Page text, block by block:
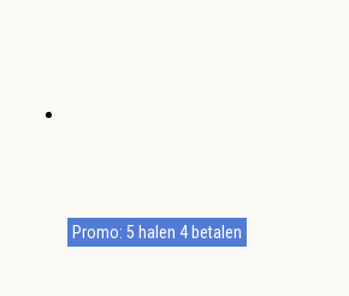
Promo: 5 halen 4 betalen